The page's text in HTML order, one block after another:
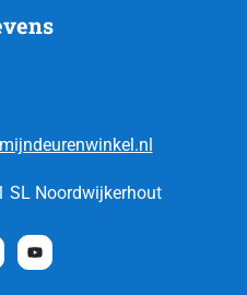
SL Noordwijkerhout